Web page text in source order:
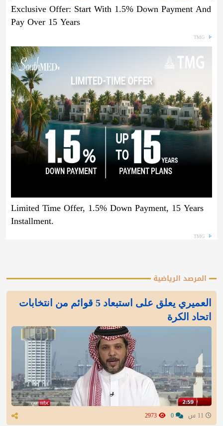
Exclusive Offer: Start With 1.5% Down Payment And
Pay Over 15 Years
TMG
Limited Time Offer, 1.5% Down Payment, 15 Years
Installment.
TMG
المرصد الرياضية
العميري يعلق على استبعاد 5 قوائم من انتخابات
اتحاد الكرة